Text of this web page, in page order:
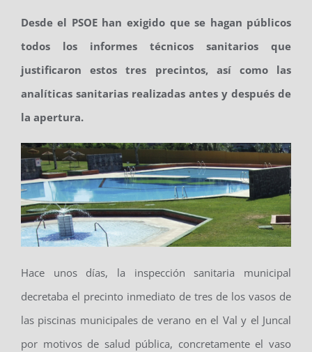
Desde el PSOE han exigido que se hagan públicos
todos los informes técnicos sanitarios que
justificaron estos tres precintos, así como las
analíticas sanitarias realizadas antes y después de
la apertura.
Hace unos días, la inspección sanitaria municipal
decretaba el precinto inmediato de tres de los vasos de
las piscinas municipales de verano en el Val y el Juncal
por motivos de salud pública, concretamente el vaso